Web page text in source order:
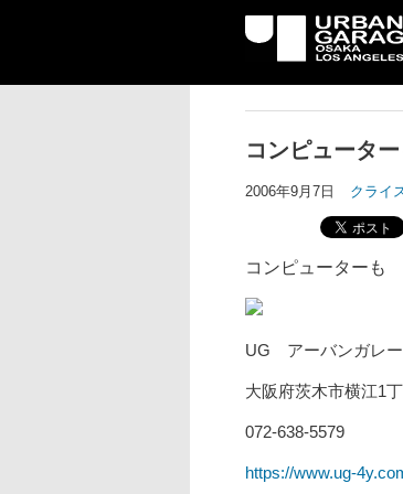
UG クラ
ッジ専門
コンピュータ
2006年9月7日 クライ
コンピューター
UG アーバンガレ
大阪府茨木市横江1
072-638-5579
https://www.ug-